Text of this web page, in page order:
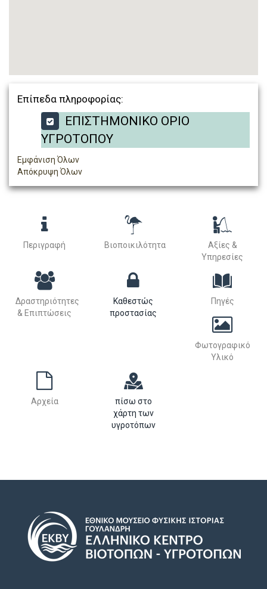
Επίπεδα πληροφορίας:
ΕΠΙΣΤΗΜΟΝΙΚΟ ΟΡΙΟ
ΥΓΡΟΤΟΠΟΥ
Εμφάνιση Όλων
Απόκρυψη Όλων
Περιγραφή Βιοποικιλότητα
Αξίες &
Υπηρεσίες
Δραστηριότητες
& Επιπτώσεις
Καθεστώς
προστασίας
Πηγές
Φωτογραφικό
Υλικό
Αρχεία
πίσω στο
χάρτη των
υγροτόπων